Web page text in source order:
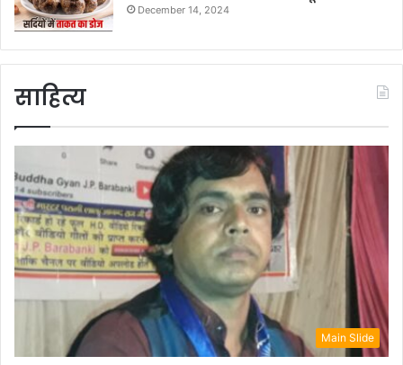
December 14, 2024
साहित्य
Main Slide